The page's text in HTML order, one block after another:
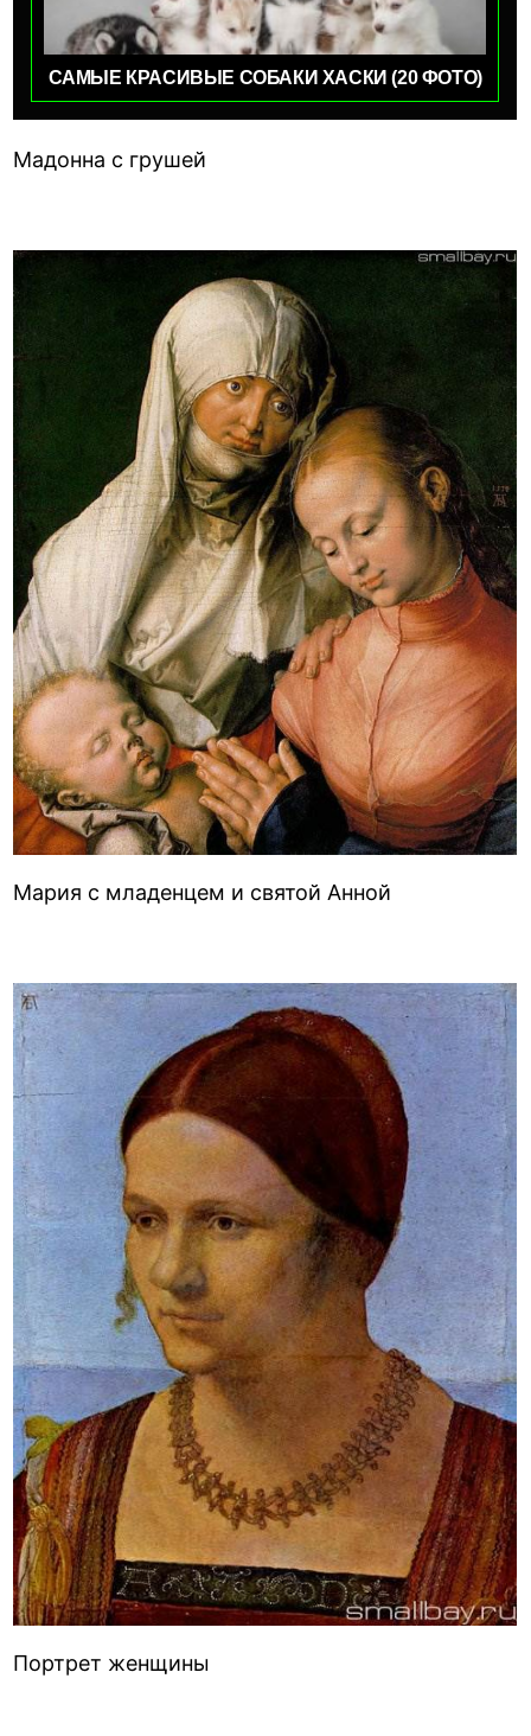
САМЫЕ КРАСИВЫЕ СОБАКИ ХАСКИ (20 ФОТО)
Мадонна с грушей
Мария с младенцем и святой Анной
Портрет женщины